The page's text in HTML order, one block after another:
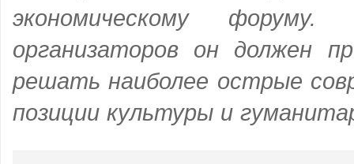
экономическому
организаторов он должен
решать наиболее острые
позиции культуры и